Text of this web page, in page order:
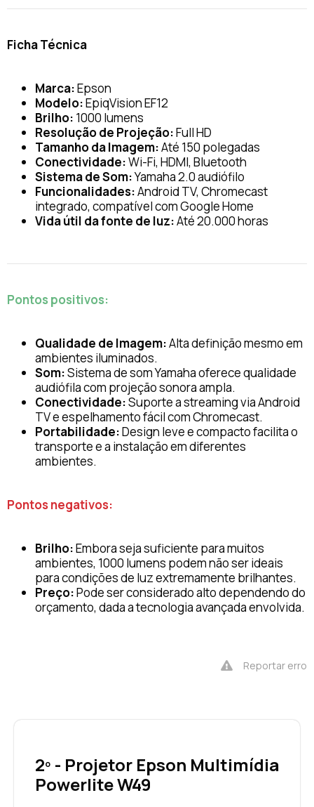
Ficha Técnica
Marca:Epson
Modelo:EpiqVision EF12
Brilho: 1000 lumens
Resolução de Projeção:Full HD
Tamanho da Imagem:Até 150 polegadas
Conectividade:Wi-Fi, HDMI, Bluetooth
Sistema de Som:Yamaha 2.0 audiófilo
Funcionalidades:Android TV, Chromecast
integrado, compatível com Google Home
Vida útil da fonte de luz:Até 20.000 horas
Pontos positivos:
Qualidade de Imagem:Alta definição mesmo em
ambientes iluminados.
Som:Sistema de som Yamaha oferece qualidade
audiófila com projeção sonora ampla.
Conectividade:Suporte a streaming via Android
TV e espelhamento fácil com Chromecast.
Portabilidade:Design leve e compacto facilita o
transporte e a instalação em diferentes
ambientes.
Pontos negativos:
Brilho:Embora seja suficiente para muitos
ambientes, 1000 lumens podem não ser ideais
para condições de luz extremamente brilhantes.
Preço:Pode ser considerado alto dependendo do
orçamento, dada a tecnologia avançada envolvida.
Reportar erro
2º - Projetor Epson Multimídia
Powerlite W49